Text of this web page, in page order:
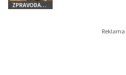
ZPRAVODAJSTVÍ